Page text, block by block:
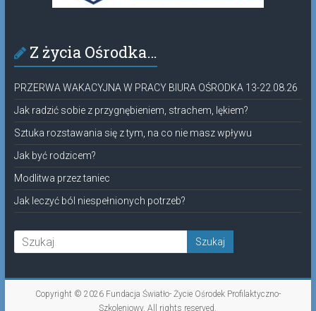
Z życia Ośrodka…
PRZERWA WAKACYJNA W PRACY BIURA OŚRODKA 13-22.08.26
Jak radzić sobie z przygnębieniem, strachem, lękiem?
Sztuka rozstawania się z tym, na co nie masz wpływu
Jak być rodzicem?
Modlitwa przez taniec
Jak leczyć ból niespełnionych potrzeb?
Copyright © 2026 Fundacja Światło- Życie Ośrodek Profilaktyczno-
Szkoleniowy. All rights reserved.